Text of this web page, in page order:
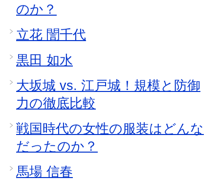
のか？
立花 誾千代
黒田 如水
大坂城 vs. 江戸城！規模と防御
力の徹底比較
戦国時代の女性の服装はどんな
だったのか？
馬場 信春